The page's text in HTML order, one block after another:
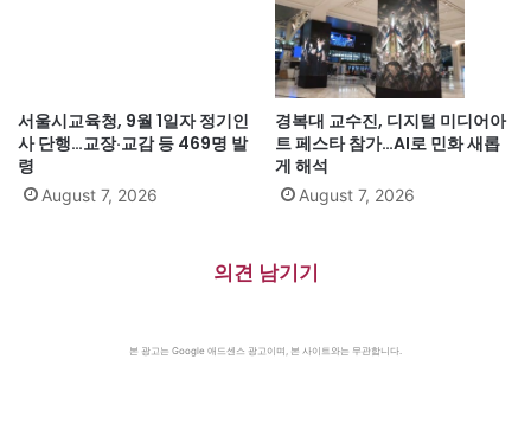
서울시교육청, 9월 1일자 정기인
사 단행…교장·교감 등 469명 발
령
August 7, 2026
경복대 교수진, 디지털 미디어아
트 페스타 참가…AI로 민화 새롭
게 해석
August 7, 2026
의견 남기기
본 광고는 Google 애드센스 광고이며, 본 사이트와는 무관합니다.